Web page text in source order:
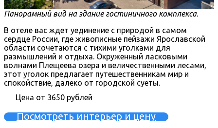
Панорамный вид на здание гостиничного комплекса.
В отеле вас ждет уединение с природой в самом
сердце России, где живописные пейзажи Ярославской
области сочетаются с тихими уголками для
размышлений и отдыха. Окруженный ласковыми
волнами Плещеева озера и величественными лесами,
этот уголок предлагает путешественникам мир и
спокойствие, далеко от городской суеты.
Цена от 3650 рублей
Посмотреть интерьер и цену